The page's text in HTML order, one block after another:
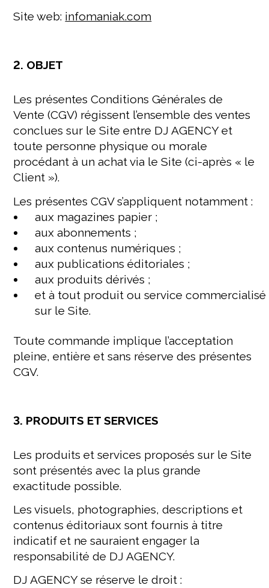
Site web: infomaniak.com
2. OBJET
Les présentes Conditions Générales de
Vente (CGV) régissent l’ensemble des ventes
conclues sur le Site entre DJ AGENCY et
toute personne physique ou morale
procédant à un achat via le Site (ci-après « le
Client »).
Les présentes CGV s’appliquent notamment :
aux magazines papier ;
aux abonnements ;
aux contenus numériques ;
aux publications éditoriales ;
aux produits dérivés ;
et à tout produit ou service commercialisé
sur le Site.
Toute commande implique l’acceptation
pleine, entière et sans réserve des présentes
CGV.
3. PRODUITS ET SERVICES
Les produits et services proposés sur le Site
sont présentés avec la plus grande
exactitude possible.
Les visuels, photographies, descriptions et
contenus éditoriaux sont fournis à titre
indicatif et ne sauraient engager la
responsabilité de DJ AGENCY.
DJ AGENCY se réserve le droit :